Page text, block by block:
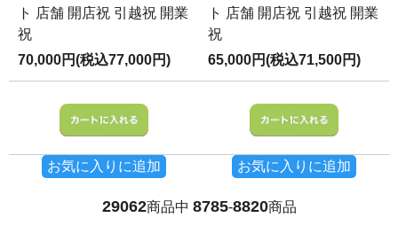
ト 店舗 開店祝 引越祝 開業
祝
70,000円(税込77,000円)
お気に入りに追加
ト 店舗 開店祝 引越祝 開業
祝
65,000円(税込71,500円)
お気に入りに追加
29062商品中 8785-8820商品